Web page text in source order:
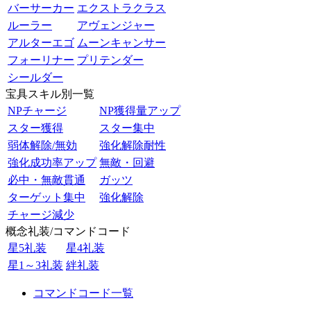
バーサーカー エクストラクラス
ルーラー
アヴェンジャー
アルターエゴ ムーンキャンサー
フォーリナー プリテンダー
シールダー
宝具スキル別一覧
NPチャージ
NP獲得量アップ
スター獲得
スター集中
弱体解除/無効
強化解除耐性
強化成功率アップ 無敵・回避
必中・無敵貫通
ガッツ
ターゲット集中
強化解除
チャージ減少
概念礼装/コマンドコード
星5礼装
星4礼装
星1～3礼装 絆礼装
コマンドコード一覧